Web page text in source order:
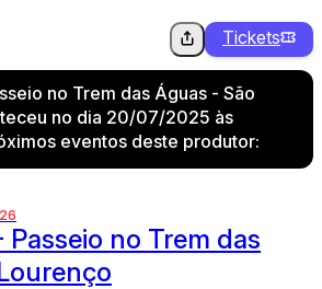
Tickets
no Trem das Águas - São
no dia 20/07/2025 às
eventos deste produtor:
no Trem das